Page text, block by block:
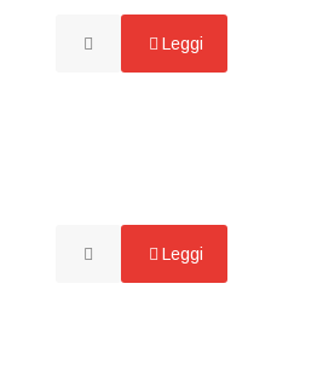
Leggi
Leggi